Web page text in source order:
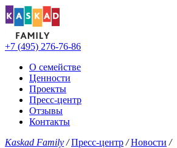
+7 (495) 276-76-86
О семействе
Ценности
Проекты
Пресс-центр
Отзывы
Контакты
Kaskad Family / Пресс-центр / Новости /